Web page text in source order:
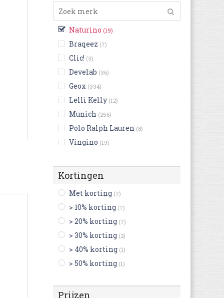
Naturino (19)
Braqeez (7)
Clic! (3)
Develab (36)
Geox (334)
Lelli Kelly (12)
Munich (256)
Polo Ralph Lauren (8)
Vingino (19)
Adidas Originals
Aigle
Asics
Aster
Be Only
Benetton
Bensimon (3)
Kortingen
Met korting (7)
> 10% korting (7)
> 20% korting (7)
> 30% korting (2)
> 40% korting (1)
> 50% korting (1)
Prijzen